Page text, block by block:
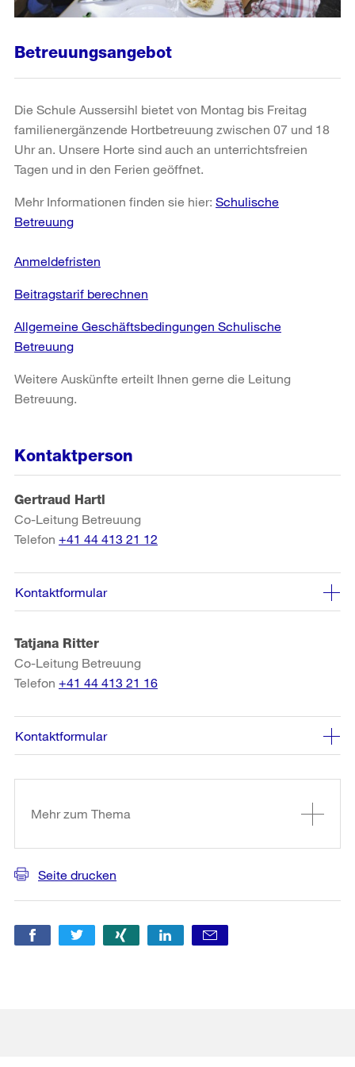
Betreuungsangebot
Die Schule Aussersihl bietet von Montag bis Freitag
familienergänzende Hortbetreuung zwischen 07 und 18
Uhr an. Unsere Horte sind auch an unterrichtsfreien
Tagen und in den Ferien geöffnet.
Mehr Informationen finden sie hier: Schulische
Betreuung
Anmeldefristen
Beitragstarif berechnen
Allgemeine Geschäftsbedingungen Schulische
Betreuung
Weitere Auskünfte erteilt Ihnen gerne die Leitung
Betreuung.
Kontaktperson
Gertraud Hartl
Co-Leitung Betreuung
Telefon +41 44 413 21 12
Kontaktformular
Tatjana Ritter
Co-Leitung Betreuung
Telefon +41 44 413 21 16
Kontaktformular
Informationen
Mehr zum Thema
Seite drucken